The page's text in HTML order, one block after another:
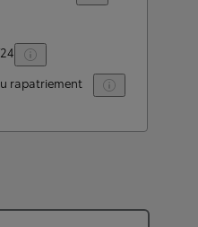
rapatriement